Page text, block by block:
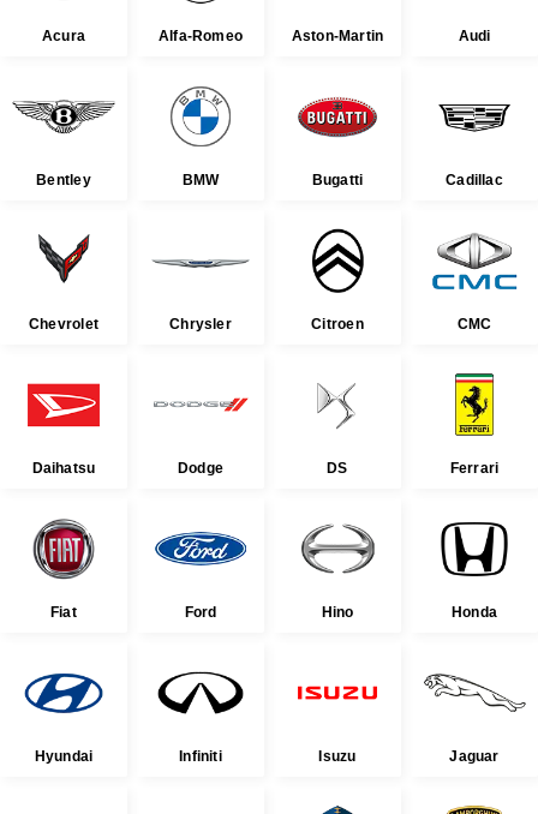
Acura Alfa-Romeo Aston-Martin Audi
Bentley BMW Bugatti Cadillac
Chevrolet Chrysler Citroen CMC
Daihatsu Dodge DS Ferrari
Fiat Ford Hino Honda
Hyundai Infiniti Isuzu Jaguar